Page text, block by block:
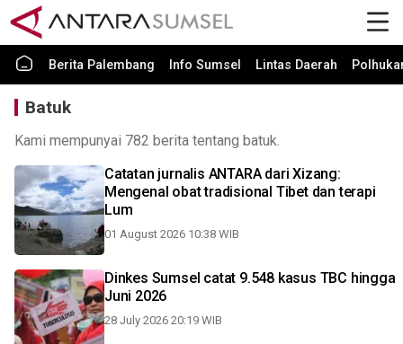
Berita Palembang Info Sumsel Lintas Daerah
Batuk
Kami mempunyai 782 berita tentang batuk.
Catatan jurnalis ANTARA dari Xizang:
Mengenal obat tradisional Tibet dan terapi
Lum
01 August 2026 10:38 WIB
Dinkes Sumsel catat 9.548 kasus TBC hingga
Juni 2026
28 July 2026 20:19 WIB